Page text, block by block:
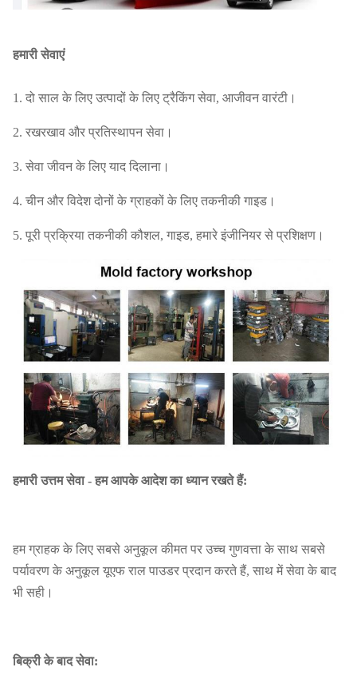
हमारी सेवाएं
1. दो साल के लिए उत्पादों के लिए ट्रैकिंग सेवा, आजीवन वारंटी।
2. रखरखाव और प्रतिस्थापन सेवा।
3. सेवा जीवन के लिए याद दिलाना।
4. चीन और विदेश दोनों के ग्राहकों के लिए तकनीकी गाइड।
5. पूरी प्रक्रिया तकनीकी कौशल, गाइड, हमारे इंजीनियर से प्रशिक्षण।
हमारी उत्तम सेवा - हम आपके आदेश का ध्यान रखते हैं:
हम ग्राहक के लिए सबसे अनुकूल कीमत पर उच्च गुणवत्ता के साथ सबसे
पर्यावरण के अनुकूल यूएफ राल पाउडर प्रदान करते हैं, साथ में सेवा के बाद
भी सही।
बिक्री के बाद सेवा: